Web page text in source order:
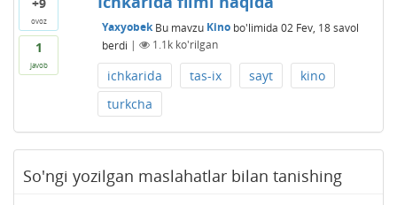
ovoz
1
javob
Yaxyobek Bu mavzu Kinobo'limida 02 Fev, 18 savol
berdi | 1.1kko'rilgan
ichkarida tas-ix sayt
kino
turkcha
So'ngi yozilgan maslahatlar bilan tanishing